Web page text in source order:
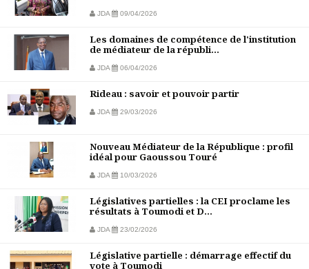
JDA 09/04/2026
Les domaines de compétence de l'institution
de médiateur de la républi...
JDA 06/04/2026
Rideau : savoir et pouvoir partir
JDA 29/03/2026
Nouveau Médiateur de la République : profil
idéal pour Gaoussou Touré
JDA 10/03/2026
Législatives partielles : la CEI proclame les
résultats à Toumodi et D...
JDA 23/02/2026
Législative partielle : démarrage effectif du
vote à Toumodi